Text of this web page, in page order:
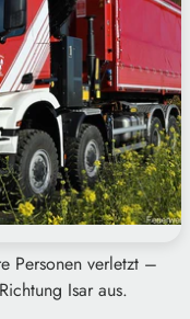
Personen verletzt –
Isar aus.